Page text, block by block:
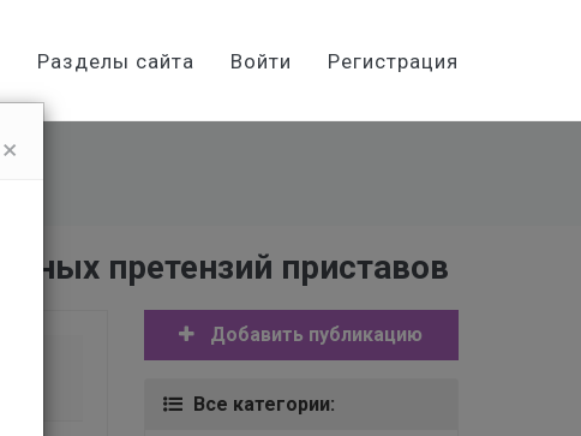
Разделы сайта Войти Регистрация
претензий приставов
Добавить публикацию
Все категории:
×